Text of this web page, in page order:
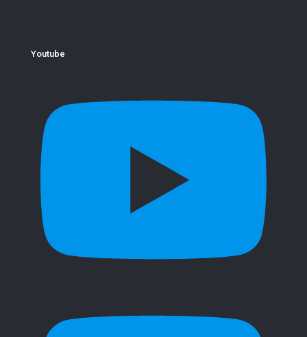
Youtube